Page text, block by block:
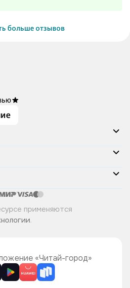
больше отзывов
применяются
.
«Читай-город»